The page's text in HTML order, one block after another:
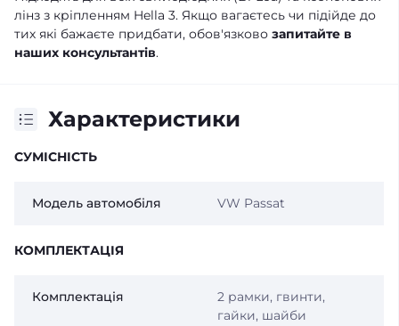
лінз з кріпленням Hella 3. Якщо вагаєтесь чи підійде до
тих які бажаєте придбати, обов'язково запитайте в
наших консультантів.
Характеристики
СУМІСНІСТЬ
Модель автомобіля VW Passat
КОМПЛЕКТАЦІЯ
Комплектація
2 рамки, гвинти,
гайки, шайби